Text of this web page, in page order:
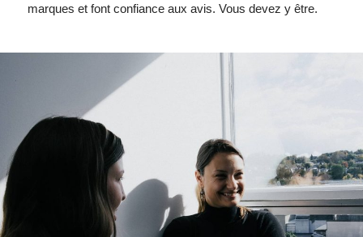
Notre équipe
Études de cas
Contactez-nous
marques et font confiance aux avis. Vous devez y être.